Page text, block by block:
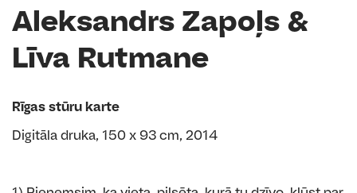
Aleksandrs Zapoļs &
Līva Rutmane
Rīgas stūru karte
Digitāla druka, 150 x 93 cm, 2014